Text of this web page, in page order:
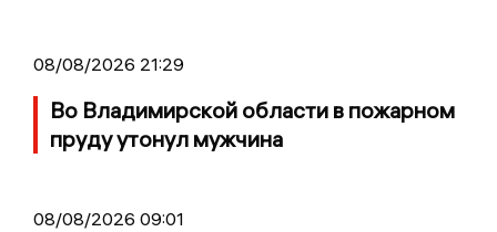
08/08/2026 21:29
Во Владимирской области в пожарном
пруду утонул мужчина
08/08/2026 09:01